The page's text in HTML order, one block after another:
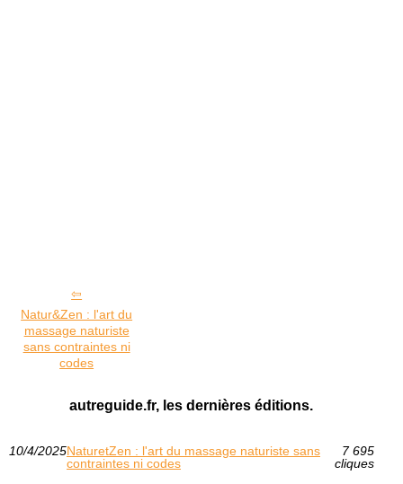
Natur&Zen : l'art du
massage naturiste
sans contraintes ni
codes
autreguide.fr, les dernières éditions.
10/4/2025NaturetZen : l'art du massage naturiste sans
contraintes ni codes
7 695
cliques